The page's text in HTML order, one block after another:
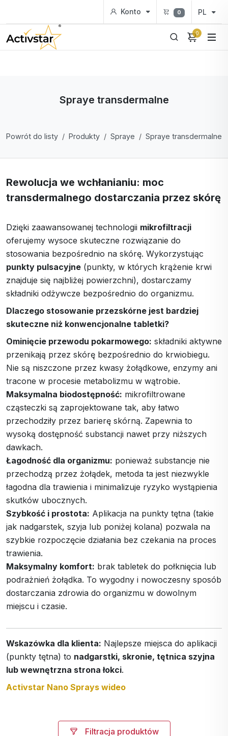
Konto 0 PL
0
Spraye transdermalne
Powrót do listy Produkty Spraye Spraye transdermalne
Rewolucja we wchłanianiu: moc
transdermalnego dostarczania przez skórę
Dzięki zaawansowanej technologii mikrofiltracji
oferujemy wysoce skuteczne rozwiązanie do
stosowania bezpośrednio na skórę. Wykorzystując
punkty pulsacyjne (punkty, w których krążenie krwi
znajduje się najbliżej powierzchni), dostarczamy
składniki odżywcze bezpośrednio do organizmu.
Dlaczego stosowanie przezskórne jest bardziej
skuteczne niż konwencjonalne tabletki?
Ominięcie przewodu pokarmowego: składniki aktywne
przenikają przez skórę bezpośrednio do krwiobiegu.
Nie są niszczone przez kwasy żołądkowe, enzymy ani
tracone w procesie metabolizmu w wątrobie.
Maksymalna biodostępność: mikrofiltrowane
cząsteczki są zaprojektowane tak, aby łatwo
przechodziły przez barierę skórną. Zapewnia to
wysoką dostępność substancji nawet przy niższych
dawkach.
Łagodność dla organizmu: ponieważ substancje nie
przechodzą przez żołądek, metoda ta jest niezwykle
łagodna dla trawienia i minimalizuje ryzyko wystąpienia
skutków ubocznych.
Szybkość i prostota: Aplikacja na punkty tętna (takie
jak nadgarstek, szyja lub poniżej kolana) pozwala na
szybkie rozpoczęcie działania bez czekania na proces
trawienia.
Maksymalny komfort: brak tabletek do połknięcia lub
podrażnień żołądka. To wygodny i nowoczesny sposób
dostarczania zdrowia do organizmu w dowolnym
miejscu i czasie.
Wskazówka dla klienta: Najlepsze miejsca do aplikacji
(punkty tętna) to nadgarstki, skronie, tętnica szyjna
lub wewnętrzna strona łokci.
Activstar Nano Sprays wideo
Filtracja produktów